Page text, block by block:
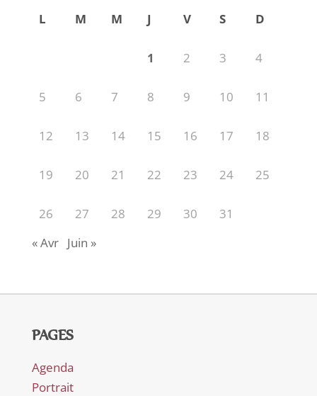
L M M J V S D
1 2 3 4
5 6 7 8 9 10 11
12 13 14 15 16 17 18
19 20 21 22 23 24 25
26 27 28 29 30
31
« Avr Juin »
PAGES
Agenda
Portrait